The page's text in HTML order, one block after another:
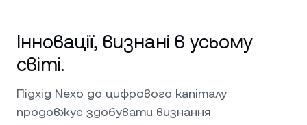
Інновації, визнані в усьому
світі.
Підхід Nexo до цифрового капіталу
продовжує здобувати визнання